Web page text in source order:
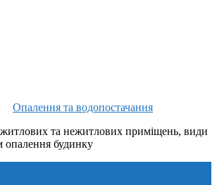
Опалення та водопостачання
та нежитлових приміщень, види
опалення будинку